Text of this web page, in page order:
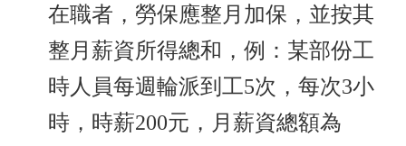
在職者，勞保應整月加保，並按其
整月薪資所得總和，例：某部份工
時人員每週輪派到工5次，每次3小
時，時薪200元，月薪資總額為